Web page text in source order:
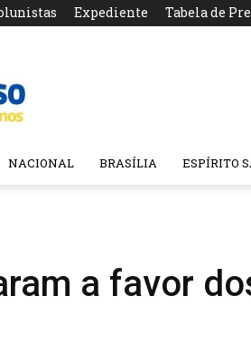
Expediente Tabela de
NACIONAL BRASÍLIA ESPÍRITO
a favor